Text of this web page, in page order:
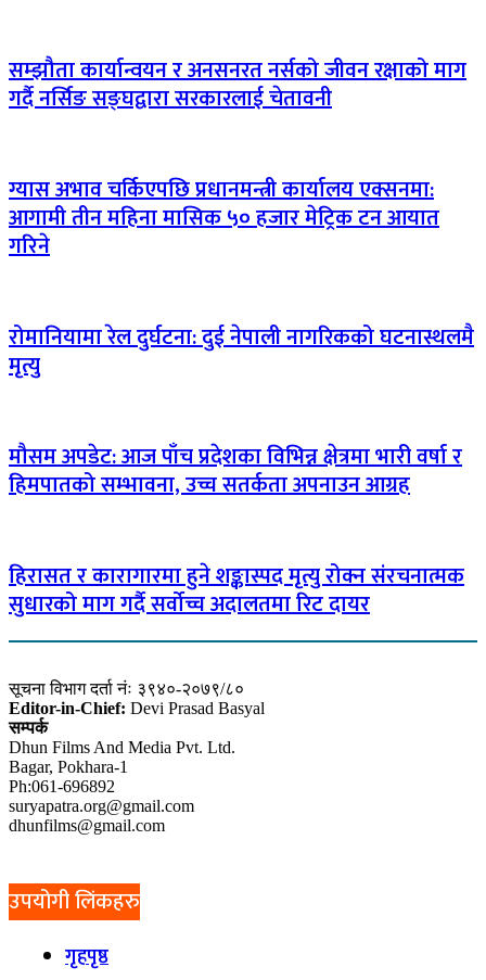
सम्झौता कार्यान्वयन र अनसनरत नर्सको जीवन रक्षाको माग
गर्दै नर्सिङ सङ्घद्वारा सरकारलाई चेतावनी
ग्यास अभाव चर्किएपछि प्रधानमन्त्री कार्यालय एक्सनमा:
आगामी तीन महिना मासिक ५० हजार मेट्रिक टन आयात
गरिने
रोमानियामा रेल दुर्घटना: दुई नेपाली नागरिकको घटनास्थलमै
मृत्यु
मौसम अपडेट: आज पाँच प्रदेशका विभिन्न क्षेत्रमा भारी वर्षा र
हिमपातको सम्भावना, उच्च सतर्कता अपनाउन आग्रह
हिरासत र कारागारमा हुने शङ्कास्पद मृत्यु रोक्न संरचनात्मक
सुधारको माग गर्दै सर्वोच्च अदालतमा रिट दायर
सूचना विभाग दर्ता नंः ३९४०-२०७९/८०
Editor-in-Chief: Devi Prasad Basyal
सम्पर्क
Dhun Films And Media Pvt. Ltd.
Bagar, Pokhara-1
Ph:061-696892
suryapatra.org@gmail.com
dhunfilms@gmail.com
उपयोगी लिंकहरु
गृहपृष्ठ